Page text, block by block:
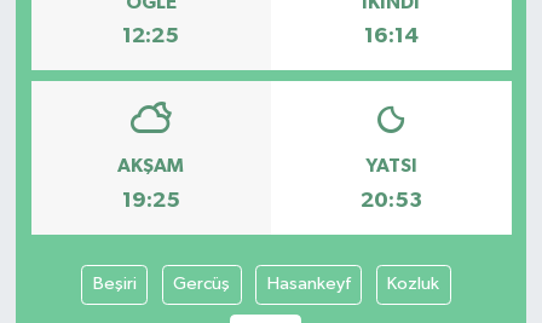
12:25 16:14
AKŞAM
19:25
YATSI
20:53
Beşiri Gercüş Hasankeyf Kozluk
Günün Haberleri
Yazarlarımız
Tüm Makaleler
Tüm Haberler